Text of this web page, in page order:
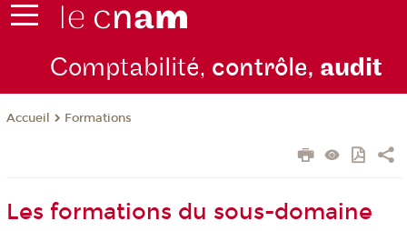
Comptabilité, contrôle, audit
Accueil Formations
Les formations du sous-domaine